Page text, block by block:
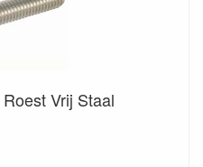
Vrij Staal